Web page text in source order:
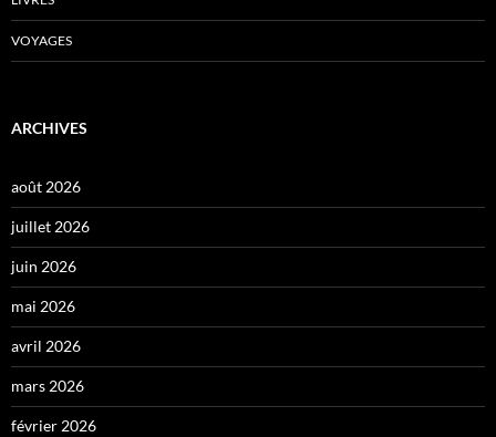
VOYAGES
ARCHIVES
août 2026
juillet 2026
juin 2026
mai 2026
avril 2026
mars 2026
février 2026